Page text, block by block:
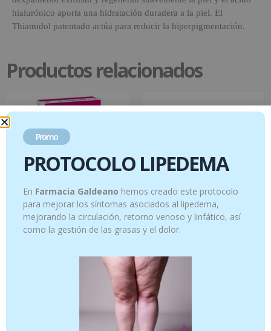
hialurónico aporta una hidratación duradera a la piel. El
Thiamidol patentado actúa para reducir la hiperpigmentación.
Productos relacionados
Digebiane RFx 20 comprimidos
INSECTDHU GEL 20 G
9.95€
Añadir al carrito
Promo
PROTOCOLO LIPEDEMA
En Farmacia Galdeano hemos creado este protocolo
para mejorar los síntomas asociados al lipedema,
mejorando la circulación, retorno venoso y linfático, así
como la gestión de las grasas y el dolor.